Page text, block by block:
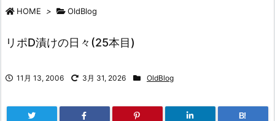
HOME > OldBlog
リポD漬けの日々(25本目)
11月 13, 2006 3月 31, 2026 OldBlog
B!